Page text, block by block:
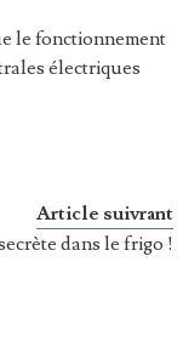
le fonctionnement
électriques
Article suivrant
dans le frigo !